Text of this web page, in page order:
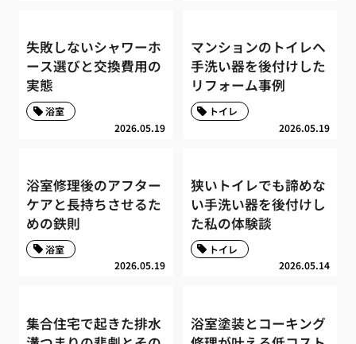
失敗しないシャワーホ
ース選びと交換費用の
実態
2026.05.19
浴室
マンションのトイレへ
手洗い器を後付けした
リフォーム事例
2026.05.19
トイレ
浴室修理後のアフター
ケアと長持ちさせるた
めの鉄則
2026.05.19
浴室
狭いトイレでも諦めな
い手洗い器を後付けし
た私の体験談
2026.05.14
トイレ
集合住宅で起きた排水
浴室塗装とコーキング